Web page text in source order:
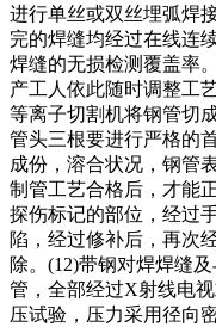
进行单丝或双丝埋弧焊
完的焊缝均经过在线连
焊缝的无损检测覆盖率
产工人依此随时调整工
等离子切割机将钢管切
管头三根要进行严格的
成份，溶合状况，钢管
制管工艺合格后，才能
探伤标记的部位，经过
陷，经过修补后，再次
除。(12)带钢对焊焊缝
管，全部经过X射线电
压试验，压力采用径向